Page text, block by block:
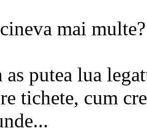
mai multe?
as putea lua
tichete, cum